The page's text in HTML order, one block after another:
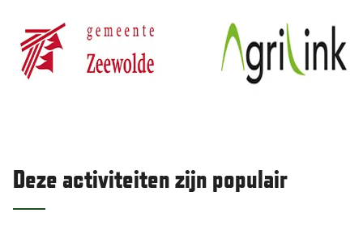
Deze activiteiten zijn populair